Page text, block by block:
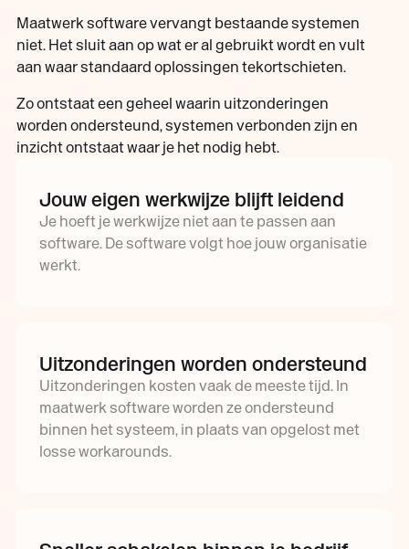
Maatwerk software vervangt bestaande systemen
niet. Het sluit aan op wat er al gebruikt wordt en vult
aan waar standaard oplossingen tekortschieten.
Zo ontstaat een geheel waarin uitzonderingen
worden ondersteund, systemen verbonden zijn en
inzicht ontstaat waar je het nodig hebt.
Jouw eigen werkwijze blijft leidend
Je hoeft je werkwijze niet aan te passen aan
software. De software volgt hoe jouw organisatie
werkt.
Uitzonderingen worden ondersteund
Uitzonderingen kosten vaak de meeste tijd. In
maatwerk software worden ze ondersteund
binnen het systeem, in plaats van opgelost met
losse workarounds.